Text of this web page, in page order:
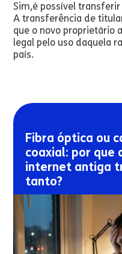
Sim,é possível
A transferência de
que o novo proprietário
legal pelo uso daquela
país.
Fibra óptica ou
coaxial: por que
internet antiga
tanto?